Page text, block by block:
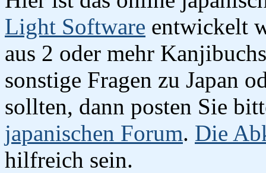
Light Software entwickelt
aus 2 oder mehr
sonstige Fragen zu Japan
sollten, dann posten Sie
japanischen Forum. Die
hilfreich sein.